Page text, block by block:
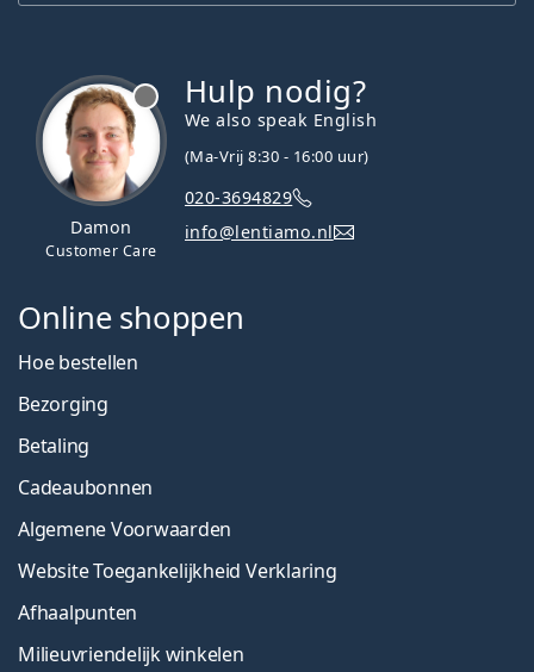
Damon
Customer Care
Hulp nodig?
We also speak English
(Ma-Vrij 8:30 - 16:00 uur)
020-3694829
info@lentiamo.nl
Online shoppen
Hoe bestellen
Bezorging
Betaling
Cadeaubonnen
Algemene Voorwaarden
Website Toegankelijkheid Verklaring
Afhaalpunten
Milieuvriendelijk winkelen